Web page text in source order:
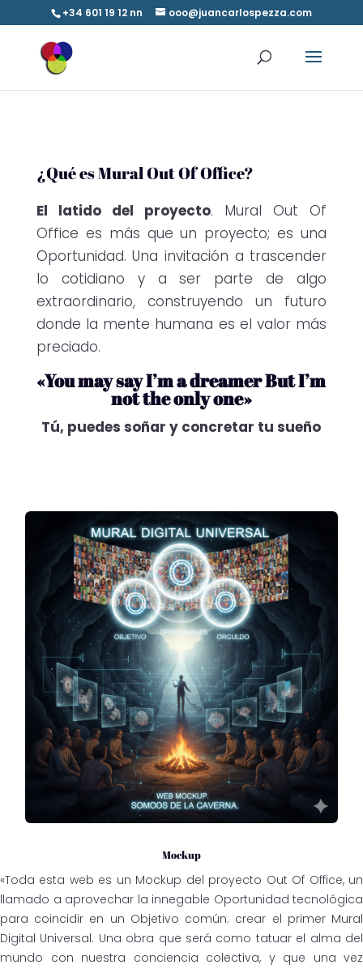
+34 601 19 12 nn ooo@juancarlospezza.com
¿Qué es Mural Out Of Office?
El latido del proyecto. Mural Out Of
Office es más que un proyecto; es una
Oportunidad. Una invitación a trascender
lo cotidiano y a ser parte de algo
extraordinario, construyendo un futuro
donde la mente humana es el valor más
preciado.
«You may say I’m a dreamerBut I’m
not the only one»
Tú, puedes soñar y concretar tu sueño
Mockup
«Toda esta web es un Mockup del proyecto Out Of Office, un
llamado a aprovechar la innegable Oportunidad tecnológica
para coincidir en un Objetivo común: crear el primer Mural
Digital Universal. Una obra que será como tatuar el alma del
mundo con nuestra conciencia colectiva, y que una vez